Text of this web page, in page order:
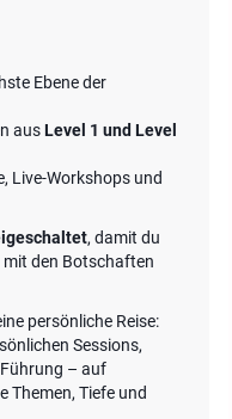
Ebene der
ausLevel 1 und Level
Live-Workshops und
, damit du
den Botschaften
persönliche Reise:
Sessions,
– auf
Themen, Tiefe und